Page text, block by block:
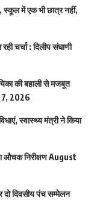
स्कूल में एक भी छात्र नहीं,
चर्चा : दिलीप संघाणी
की बहाली से मजबूत
2026
स्वास्थ्य मंत्री ने किया
औचक निरीक्षणAugust
दो दिवसीय पंच सम्मेलन